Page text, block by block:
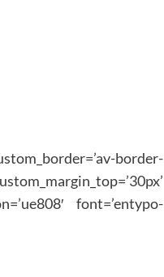
border-
font=’entypo-